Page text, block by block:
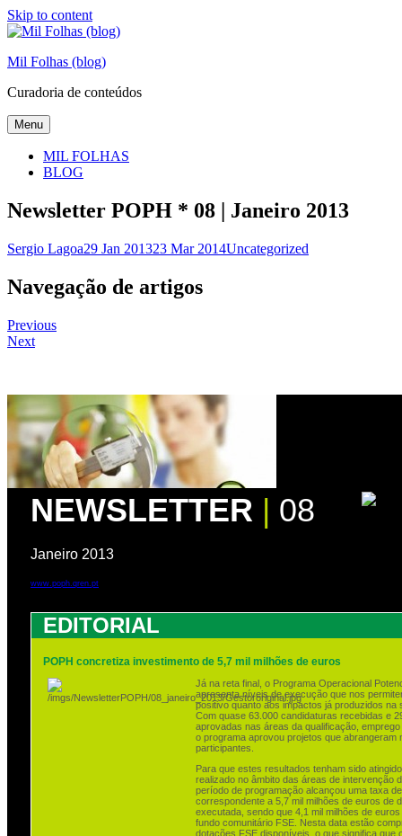
Skip to content
Mil Folhas (blog)
Curadoria de conteúdos
Menu
MIL FOLHAS
BLOG
Newsletter POPH * 08 | Janeiro 2013
Sergio Lagoa29 Jan 201323 Mar 2014Uncategorized
Navegação de artigos
Previous
Next
NEWSLETTER | 08
Janeiro 2013
www.poph.qren.pt
EDITORIAL
POPH concretiza investimento de 5,7 mil milhões de euros
Já na reta final, o Programa Operacional
apresenta níveis de execução que nos
positivo quanto aos impactos já produzidos na
Com quase 63.000 candidaturas recebidas e
aprovadas nas áreas da qualificação,
o programa aprovou projetos que abrangeram
participantes.
Para que estes resultados tenham sido
realizado no âmbito das áreas de intervenção
período de programação alcançou uma taxa
correspondente a 5,7 mil milhões de euros de
executada, sendo que 4,1 mil milhões de
fundo comunitário FSE. Nesta data estão
dotações FSE disponíveis, o que significa que